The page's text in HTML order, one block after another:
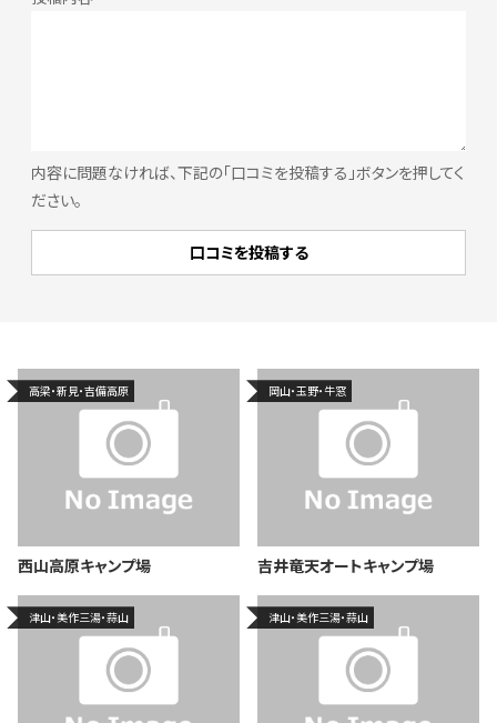
内容に問題なければ、下記の「口コミを投稿する」ボタンを押してく
ださい。
高梁・新見・吉備高原
西山高原キャンプ場
岡山・玉野・牛窓
吉井竜天オートキャンプ場
津山・美作三湯・蒜山 津山・美作三湯・蒜山